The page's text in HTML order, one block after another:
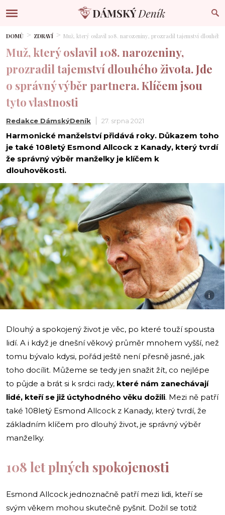
DOMŮ ZDRAVÍ Muž, který oslavil 108. narozeniny, prozradil tajemství
Muž, který oslavil 108. narozeniny,
prozradil tajemství dlouhého života. Jde
o správný výběr partnera. Klíčem jsou
tyto vlastnosti
Redakce DámskýDeník 27. srpna 2021
Harmonické manželství přidává roky. Důkazem toho
je také 108letý Esmond Allcock z Kanady, který tvrdí
že správný výběr manželky je klíčem k
dlouhověkosti.
i
Dlouhý a spokojený život je věc, po které touží spousta
lidí. A i když je dnešní věkový průměr mnohem vyšší, než
tomu bývalo kdysi, pořád ještě není přesně jasné, jak
toho docílit. Můžeme se tedy jen snažit žít, co nejlépe
to půjde a brát si k srdci rady, které nám zanechávají
lidé, kteří se již úctyhodného věku dožili. Mezi ně patří
také 108letý Esmond Allcock z Kanady, který tvrdí, že
základním klíčem pro dlouhý život, je správný výběr
manželky.
108 let plných spokojenosti
Esmond Allcock jednoznačně patří mezi lidi, kteří se
svým věkem mohou skutečně pyšnit. Dožil se totiž